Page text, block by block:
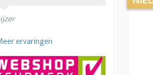
ervaringen